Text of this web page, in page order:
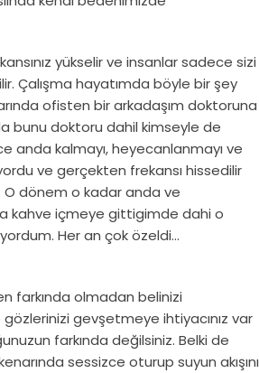
yükselir ve insanlar sadece sizi
Çalışma hayatımda böyle bir şey
ofisten bir arkadaşım doktoruna
bunu doktoru dahil kimseyle de
anda kalmayı, heyecanlanmayı ve
ve gerçekten frekansı hissedilir
dönem o kadar anda ve
kahve içmeye gittigimde dahi o
Her an çok özeldi…
farkında olmadan belinizi
gevşetmeye ihtiyacınız var
farkında değilsiniz. Belki de
sessizce oturup suyun akışını